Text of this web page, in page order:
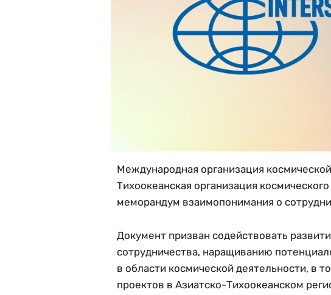
Международная организация
Тихоокеанская организация
меморандум взаимопонимания о
Документ призван содействовать
сотрудничества, наращиванию
в области космической деятельности, в
проектов в Азиатско-Тихоокеанском